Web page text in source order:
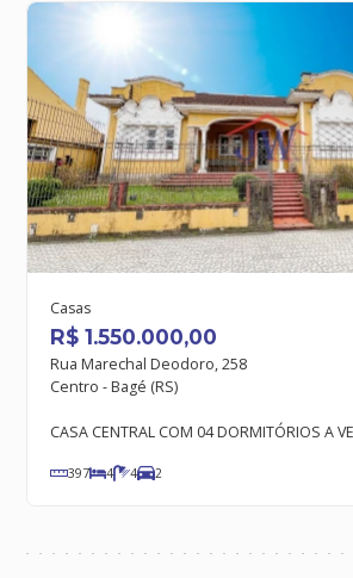
Casas
R$ 1.550.000,00
Rua Marechal Deodoro, 258
Centro - Bagé (RS)
CASA CENTRAL COM 04 DORMITÓRIOS A
397 4 4 2